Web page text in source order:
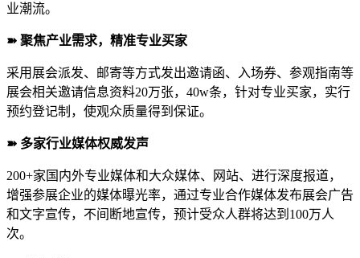
业潮流。
➽ 聚焦产业需求，精准专业买家
采用展会派发、邮寄等方式发出邀请函、入场券、参观指南等
展会相关邀请信息资料20万张，40w条，针对专业买家，实行
预约登记制，使观众质量得到保证。
➽ 多家行业媒体权威发声
200+家国内外专业媒体和大众媒体、网站、进行深度报道，
增强参展企业的媒体曝光率，通过专业合作媒体发布展会广告
和文字宣传，不间断地宣传，预计受众人群将达到100万人
次。